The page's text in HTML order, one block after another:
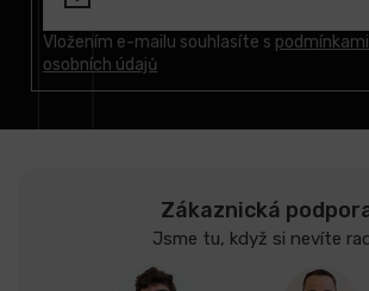
Vložením e-mailu souhlasíte s
osobních údajů
Zákaznická
Jsme tu, když si nevíte